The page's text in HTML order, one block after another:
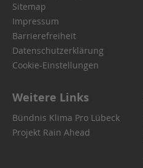
Sitemap
Impressum
Barrierefreiheit
Datenschutzerklärung
Cookie-Einstellungen
Weitere Links
Bündnis Klima Pro Lübeck
Projekt Rain Ahead